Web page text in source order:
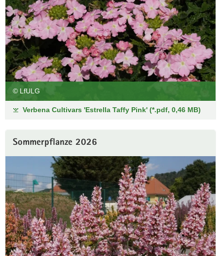
© LfULG
Verbena Cultivars 'Estrella Taffy Pink' (*.pdf, 0,46 MB)
Sommerpflanze 2026